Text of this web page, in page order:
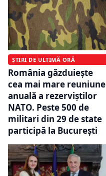
ȘTIRI DE ULTIMĂ ORĂ
România găzduiește
cea mai mare reuniune
anuală a rezerviștilor
NATO. Peste 500 de
militari din 29 de state
participă la București